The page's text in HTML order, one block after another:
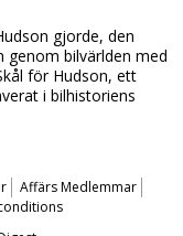
gjorde, den
genom bilvärlden med
för Hudson, ett
i bilhistoriens
Affärs Medlemmar